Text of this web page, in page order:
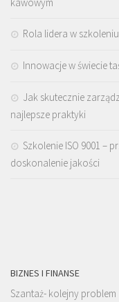
Rola lidera w
Innowacje w świecie
Jak skutecznie
najlepsze praktyki
Szkolenie ISO 9001 –
doskonalenie jakości
BIZNES I FINANSE
Szantaż- kolejny problem